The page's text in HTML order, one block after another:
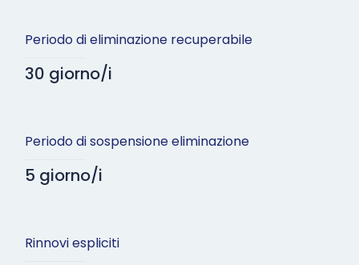
Periodo di eliminazione recuperabile
30 giorno/i
Periodo di sospensione eliminazione
5 giorno/i
Rinnovi espliciti